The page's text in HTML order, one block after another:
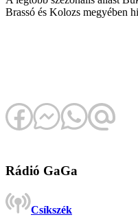
Brassó és Kolozs megyében
Rádió GaGa
Csíkszék